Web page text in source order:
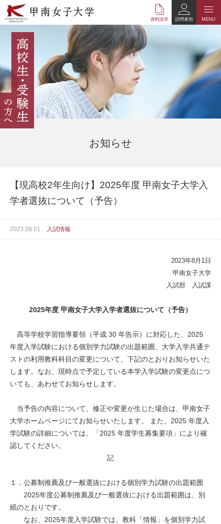
本
文
へ
ク
ナ
ビ
ゲ
ー
シ
ョ
資料請求 MENU
訪問者別
お知らせ
【現高校2年生向け】2025年度 甲南女子大学入
学者選抜について（予告）
2023.08.01 入試情報
2023年8月1日
甲南女子大学
入試部 入試課
2025年度 甲南女子大学入学者選抜について（予告）
高等学校学習指導要領（平成 30 年告示）に対応した、2025
年度入学試験における個別学力試験の出題範囲、大学入学共通テ
ストの利用教科科目の変更について、下記のとおりお知らせいた
します。なお、現時点で予定している本学入学試験の変更点につ
いても、あわせてお知らせします。
当予告の内容について、修正や変更が生じた場合は、甲南女子
大学ホームページにてお知らせいたします。 また、2025 年度入
学試験の詳細については、「2025 年度学生募集要項」により確
認してください。
記
１．公募制推薦及び一般選抜における個別学力試験の出題範囲
2025年度公募制推薦及び一般選抜における出題範囲は、別
紙のとおりです。
なお、2025年度入学試験では、教科「情報」を個別学力試